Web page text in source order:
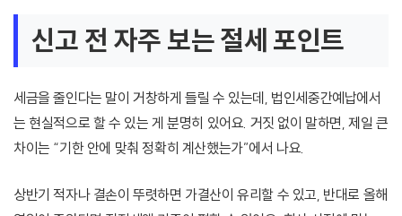
신고 전 자주 보는 절세 포인트
세금을 줄인다는 말이 거창하게 들릴 수 있는데, 법인세중간예납에서
는 현실적으로 할 수 있는 게 분명히 있어요. 거짓 없이 말하면, 제일 큰
차이는 “기한 안에 맞춰 정확히 계산했는가”에서 나요.
상반기 적자나 결손이 뚜렷하면 가결산이 유리할 수 있고, 반대로 올해